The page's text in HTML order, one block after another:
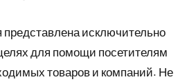
исключительно
для помощи посетителям
товаров и компаний. Не